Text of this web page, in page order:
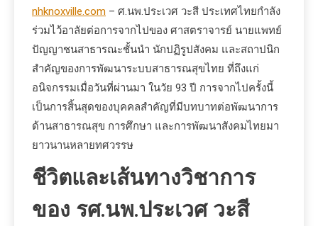
nhknoxville.com – ศ.นพ.ประเวศ วะสี ประเทศไทยกำลัง
ร่วมไว้อาลัยต่อการจากไปของ ศาสตราจารย์ นายแพทย์
ปัญญาชนสาธารณะชั้นนำ นักปฏิรูปสังคม และสถาปนิก
สำคัญของการพัฒนาระบบสาธารณสุขไทย ที่ถึงแก่
อนิจกรรมเมื่อวันที่ผ่านมา ในวัย 93 ปี การจากไปครั้งนี้
เป็นการสิ้นสุดของบุคคลสำคัญที่มีบทบาทต่อพัฒนาการ
ด้านสาธารณสุข การศึกษา และการพัฒนาสังคมไทยมา
ยาวนานหลายทศวรรษ
ชีวิตและเส้นทางวิชาการ
ของ รศ.นพ.ประเวศ วะสี